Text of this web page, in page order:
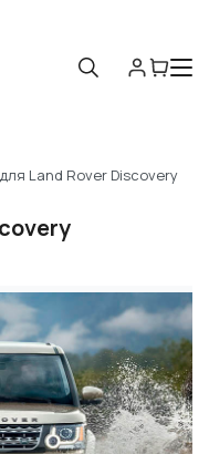
Land Rover Discovery